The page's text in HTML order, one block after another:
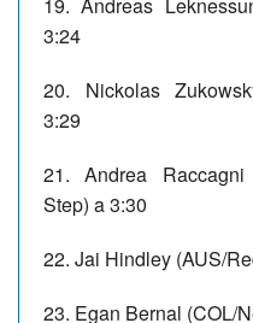
3:24
20. Nickolas
3:29
21. Andrea Raccagni
Step) a 3:30
22. Jai Hindley (AUS/
23. Egan Bernal (COL/